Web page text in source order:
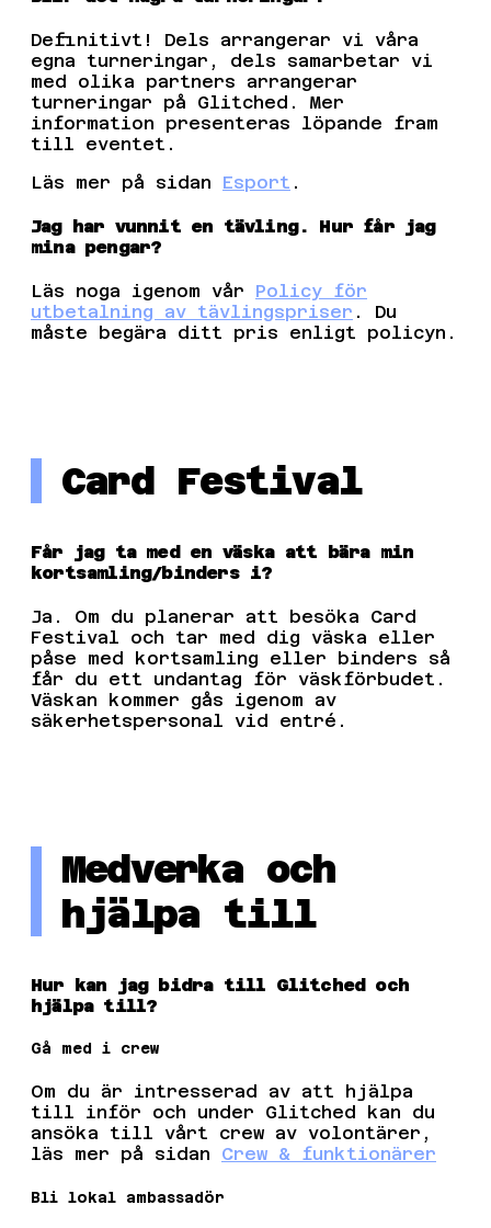
Definitivt! Dels arrangerar vi våra
egna turneringar, dels samarbetar vi
med olika partners arrangerar
turneringar på Glitched. Mer
information presenteras löpande fram
till eventet.
Läs mer på sidan Esport .
Jag har vunnit en tävling. Hur får jag
mina pengar?
Läs noga igenom vår Policy för
utbetalning av tävlingspriser . Du
måste begära ditt pris enligt policyn.
Card Festival
Får jag ta med en väska att bära min
kortsamling/binders i?
Ja. Om du planerar att besöka Card
Festival och tar med dig väska eller
påse med kortsamling eller binders så
får du ett undantag för väskförbudet.
Väskan kommer gås igenom av
säkerhetspersonal vid entré.
Medverka och
hjälpa till
Hur kan jag bidra till Glitched och
hjälpa till?
Gå med i crew
Om du är intresserad av att hjälpa
till inför och under Glitched kan du
ansöka till vårt crew av volontärer,
läs mer på sidan Crew & funktionärer
Bli lokal ambassadör